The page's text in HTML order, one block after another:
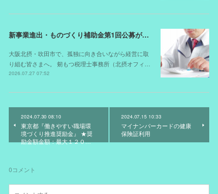
新事業進出・ものづくり補助金第1回公募が開始されました（スケジュールが変更されました）
大阪北摂・吹田市で、孤独に向き合いながら経営に取
り組む皆さまへ。 剱もつ税理士事務所（北摂オフィ…
2026.07.27 07:52
2024.07.30 08:10
東京都『働きやすい職場環
境づくり推進奨励金』 ★奨
励金額金額：最大１２０…
2024.07.15 10:33
マイナンバーカードの健康
保険証利用
0コメント